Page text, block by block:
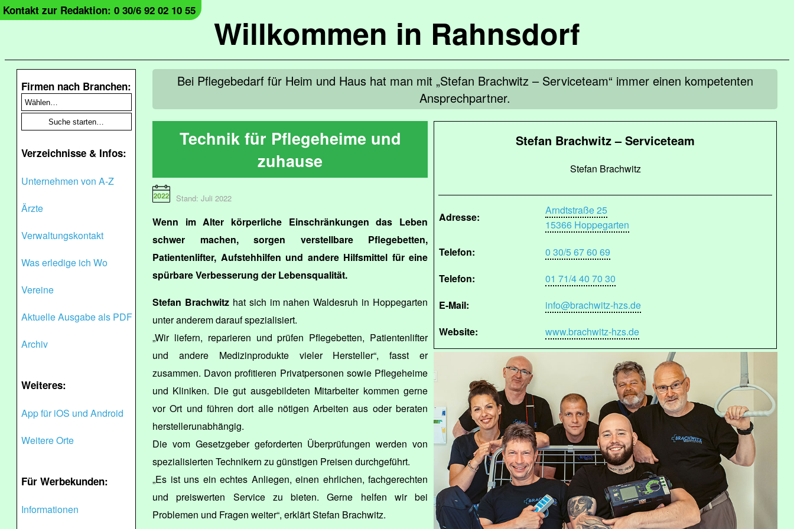
Willkommen in Rahnsdorf
Kontakt zur Redaktion: 0 30/6 92 02 10 55
Firmen nach Branchen:
Verzeichnisse & Infos:
Unternehmen von A-Z
Ärzte
Verwaltungskontakt
Was erledige ich Wo
Vereine
Aktuelle Ausgabe als PDF
Archiv
Weiteres:
App für iOS und Android
Weitere Orte
Für Werbekunden:
Informationen
Bei Pflegebedarf für Heim und Haus hat man mit „Stefan Brachwitz – Serviceteam“ immer einen kompetenten
Ansprechpartner.
Stefan Brachwitz – Serviceteam
Stefan Brachwitz
Adresse:
Arndtstraße 25
15366 Hoppegarten
Telefon:
0 30/5 67 60 69
Telefon:
01 71/4 40 70 30
E-Mail:
info@brachwitz-hzs.de
Website:
www.brachwitz-hzs.de
Technik für Pflegeheime und
zuhause
Stand: Juli 2022
Wenn im Alter körperliche Einschränkungen das Leben
schwer machen, sorgen verstellbare Pflegebetten,
Patientenlifter, Aufstehhilfen und andere Hilfsmittel für eine
spürbare Verbesserung der Lebensqualität.
Stefan Brachwitzhat sich im nahen Waldesruh in Hoppegarten
unter anderem darauf spezialisiert.
„Wir liefern, reparieren und prüfen Pflegebetten, Patientenlifter
und andere Medizinprodukte vieler Hersteller“, fasst er
zusammen. Davon profitieren Privatpersonen sowie Pflegeheime
und Kliniken. Die gut ausgebildeten Mitarbeiter kommen gerne
vor Ort und führen dort alle nötigen Arbeiten aus oder beraten
herstellerunabhängig.
Die vom Gesetzgeber geforderten Überprüfungen werden von
spezialisierten Technikern zu günstigen Preisen durchgeführt.
„Es ist uns ein echtes Anliegen, einen ehrlichen, fachgerechten
und preiswerten Service zu bieten. Gerne helfen wir bei
Problemen und Fragen weiter“, erklärt Stefan Brachwitz.